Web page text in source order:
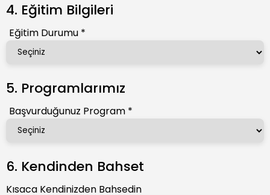
4. Eğitim Bilgileri
Eğitim Durumu *
5. Programlarımız
Başvurduğunuz Program *
6. Kendinden Bahset
Kısaca Kendinizden Bahsedin